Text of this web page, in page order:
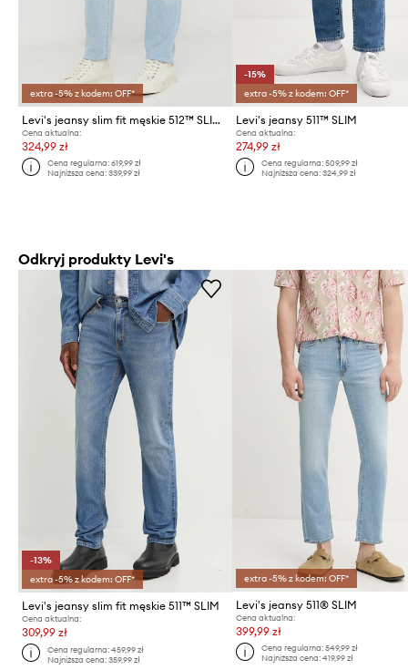
extra -5% z kodem: OFF*
Levi's jeansy slim fit męskie 512™ SLIM TAPER
Cena aktualna:
324,99 zł
Cena regularna:619,99 zł
Najniższa cena:339,99 zł
-15%
extra -5% z kodem: OFF*
Levi's jeansy 511™ SLIM
Cena aktualna:
274,99 zł
Cena regularna: 509,99 zł
Najniższa cena: 324,99 zł
Odkryj produkty Levi's
-13%
extra -5% z kodem: OFF*
Levi's jeansy slim fit męskie 511™ SLIM
Cena aktualna:
309,99 zł
Cena regularna:459,99 zł
Najniższa cena:359,99 zł
extra -5% z kodem: OFF*
Levi's jeansy 511® SLIM
Cena aktualna:
399,99 zł
Cena regularna: 549,99 zł
Najniższa cena: 419,99 zł